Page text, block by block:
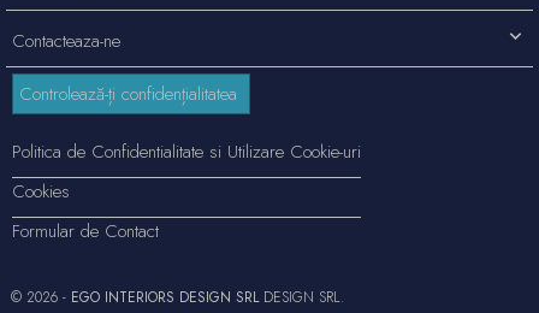
Contacteaza-ne
Controlează-ți confidențialitatea
Politica de Confidentialitate si Utilizare Cookie-uri
Cookies
Formular de Contact
© 2026 - EGO INTERIORS DESIGN SRLDESIGN SRL.